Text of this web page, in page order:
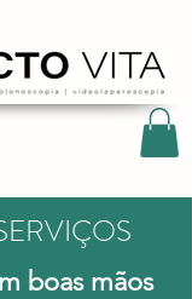
boas mãos